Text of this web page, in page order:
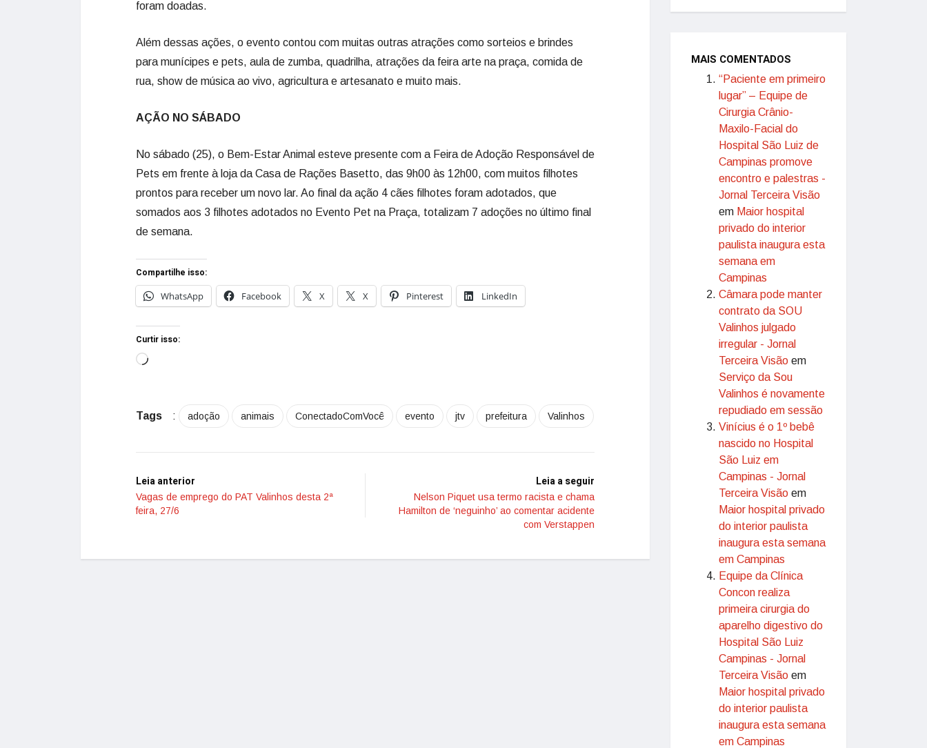
foram doadas.
Além dessas ações, o evento contou com muitas outras atrações como sorteios e brindes
para munícipes e pets, aula de zumba, quadrilha, atrações da feira arte na praça, comida de
rua, show de música ao vivo, agricultura e artesanato e muito mais.
AÇÃO NO SÁBADO
No sábado (25), o Bem-Estar Animal esteve presente com a Feira de Adoção Responsável de
Pets em frente à loja da Casa de Rações Basetto, das 9h00 às 12h00, com muitos filhotes
prontos para receber um novo lar. Ao final da ação 4 cães filhotes foram adotados, que
somados aos 3 filhotes adotados no Evento Pet na Praça, totalizam 7 adoções no último final
de semana.
Compartilhe isso:
WhatsApp
Facebook X X Pinterest LinkedIn
Curtir isso:
Tags : adoção animais ConectadoComVocê evento jtv prefeitura Valinhos
Leia anterior
Vagas de emprego do PAT Valinhos desta 2ª
feira, 27/6
Leia a seguir
Nelson Piquet usa termo racista e chama
Hamilton de ‘neguinho’ ao comentar acidente
com Verstappen
MAIS COMENTADOS
“Paciente em primeiro
lugar” – Equipe de
Cirurgia Crânio-
Maxilo-Facial do
Hospital São Luiz de
Campinas promove
encontro e palestras -
Jornal Terceira Visão
em Maior hospital
privado do interior
paulista inaugura esta
semana em
Campinas
Câmara pode manter
contrato da SOU
Valinhos julgado
irregular - Jornal
Terceira Visão em
Serviço da Sou
Valinhos é novamente
repudiado em sessão
Vinícius é o 1º bebê
nascido no Hospital
São Luiz em
Campinas - Jornal
Terceira Visão em
Maior hospital privado
do interior paulista
inaugura esta semana
em Campinas
Equipe da Clínica
Concon realiza
primeira cirurgia do
aparelho digestivo do
Hospital São Luiz
Campinas - Jornal
Terceira Visão em
Maior hospital privado
do interior paulista
inaugura esta semana
em Campinas